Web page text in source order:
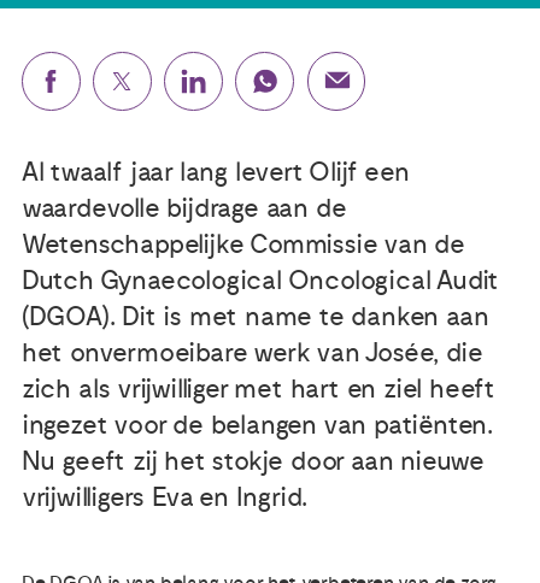
Nieuws
Agenda
Publicaties
Ervaringsdeskundigheid
Over ons
Leven met/na kanker
Steun ons
Al twaalf jaar lang levert Olijf een
waardevolle bijdrage aan de
Wetenschappelijke Commissie van de
Dutch Gynaecological Oncological Audit
(DGOA). Dit is met name te danken aan
het onvermoeibare werk van Josée, die
zich als vrijwilliger met hart en ziel heeft
ingezet voor de belangen van patiënten.
Nu geeft zij het stokje door aan nieuwe
vrijwilligers Eva en Ingrid.